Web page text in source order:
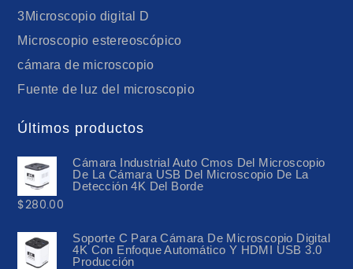
3Microscopio digital D
Microscopio estereoscópico
cámara de microscopio
Fuente de luz del microscopio
Últimos productos
Cámara Industrial Auto Cmos Del Microscopio
De La Cámara USB Del Microscopio De La
Detección 4K Del Borde
$280.00
Soporte C Para Cámara De Microscopio Digital
4K Con Enfoque Automático Y HDMI USB 3.0
Producción